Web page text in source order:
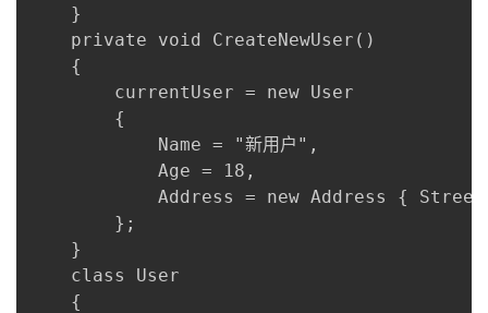
    }
    private void CreateNewUser()
    {
        currentUser = new User
        {
            Name = "新用户",
            Age = 18,
Address = new Address { Street
        };
    }
    class User
    {